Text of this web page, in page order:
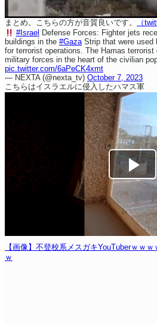
まとめ。こちらの方が音質良いです。
（
#Israel Defense Forces: Fighter jets
buildings in the #GazaStrip that were used
for terrorist operations. The Hamas
military forces in the heart of the civilian
pic.twitter.com/6aPeCK4xmt
— NEXTA (@nexta_tv) October 7, 2023
こちらはイスラエルに侵入したハマス軍
【画像】不登校系メスガキYouTuberｗｗ
ｗ